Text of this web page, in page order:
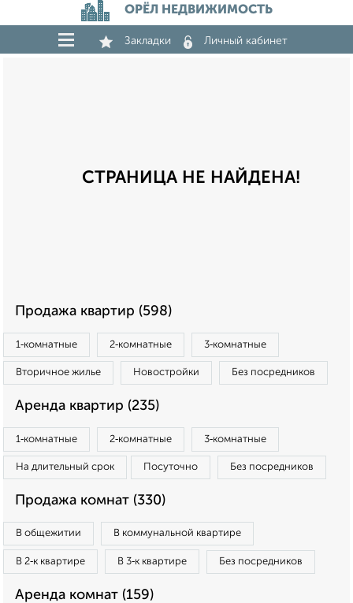
ОРЁЛ НЕДВИЖИМОСТЬ
Закладки Личный кабинет
СТРАНИЦА НЕ НАЙДЕНА!
Продажа квартир (598)
1‑комнатные 2‑комнатные 3‑комнатные
Вторичное жилье Новостройки Без посредников
Аренда квартир (235)
1‑комнатные 2‑комнатные 3‑комнатные
На длительный срок Посуточно Без посредников
Продажа комнат (330)
В общежитии В коммунальной квартире
В 2‑к квартире В 3‑к квартире Без посредников
Аренда комнат (159)